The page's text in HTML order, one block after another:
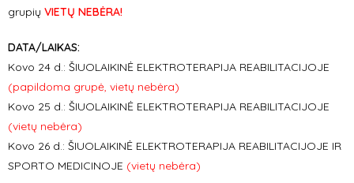
grupių VIETŲ NEBĖRA!
DATA/LAIKAS:
Kovo 24 d.: ŠIUOLAIKINĖ ELEKTROTERAPIJA REABILITACIJOJE
(papildoma grupė, vietų nebėra)
Kovo 25 d.: ŠIUOLAIKINĖ ELEKTROTERAPIJA REABILITACIJOJE
(vietų nebėra)
Kovo 26 d.: ŠIUOLAIKINĖ ELEKTROTERAPIJA REABILITACIJOJE IR
SPORTO MEDICINOJE (vietų nebėra)